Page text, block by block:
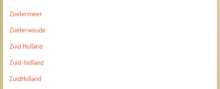
Zoetermeer
Zoeterwoude
Zuid Holland
Zuid-holland
ZuidHolland